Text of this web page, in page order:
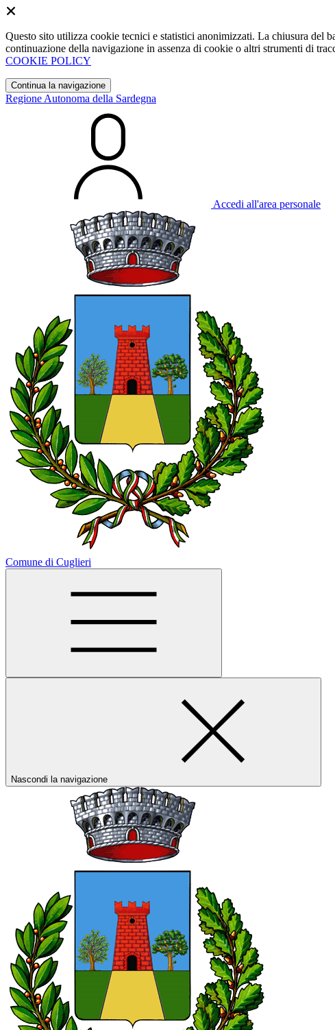
Questo sito utilizza cookie tecnici e statistici anonimizzati. La chiusura del
continuazione della navigazione in assenza di cookie o altri strumenti di
COOKIE POLICY
Continua la navigazione
Regione Autonoma della Sardegna
Accedi all'area personale
Comune di Cuglieri
Nascondi la navigazione